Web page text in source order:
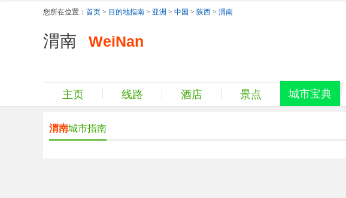
您所在位置： 首页 > 目的地指南 > 亚洲 > 中国 > 陕西 > 渭南
渭南 WeiNan
主页 线路 酒店 景点 城市宝典
渭南城市指南